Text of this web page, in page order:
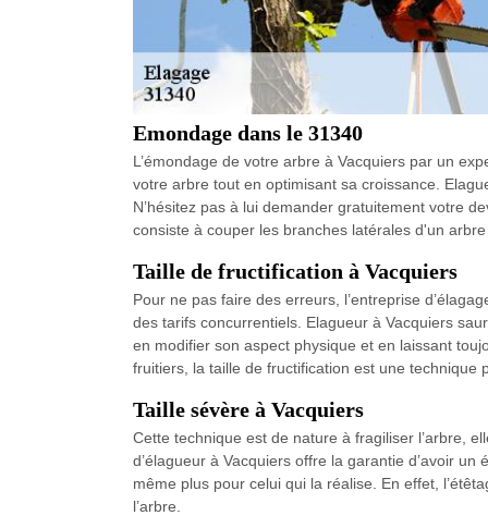
Emondage dans le 31340
L’émondage de votre arbre à Vacquiers par un
votre arbre tout en optimisant sa croissance.
N’hésitez pas à lui demander gratuitement votre
consiste à couper les branches latérales d'un
Taille de fructification à Vacquiers
Pour ne pas faire des erreurs, l’entreprise
des tarifs concurrentiels. Elagueur à Vacquiers
en modifier son aspect physique et en laissant
fruitiers, la taille de fructification est une technique
Taille sévère à Vacquiers
Cette technique est de nature à fragiliser l’arbre,
d’élagueur à Vacquiers offre la garantie d’avoir
même plus pour celui qui la réalise. En effet,
l’arbre.